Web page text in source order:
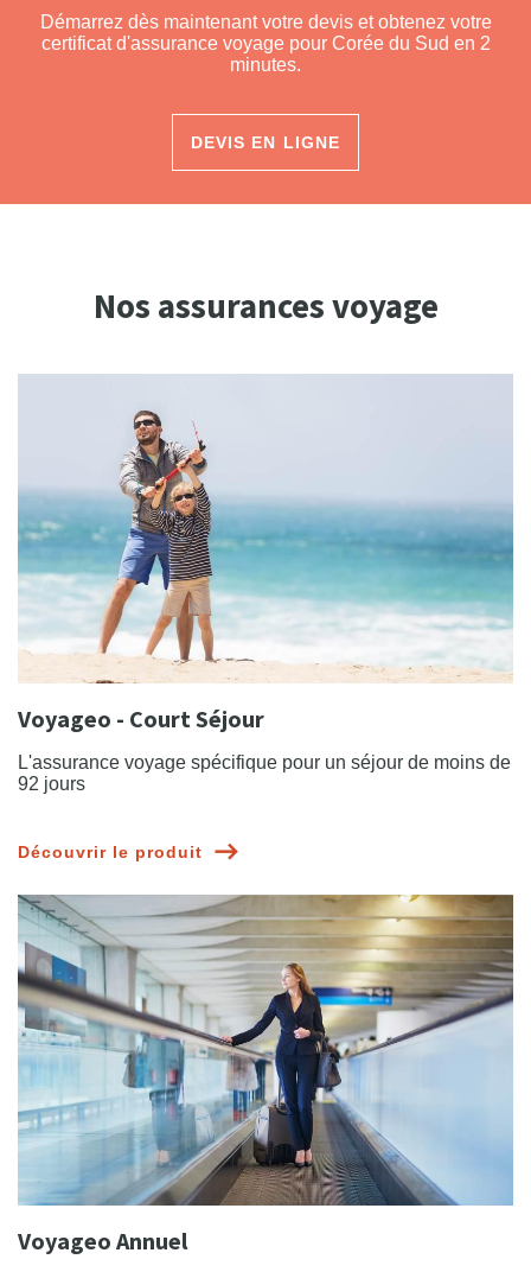
Démarrez dès maintenant votre devis et obtenez votre
certificat d'assurance voyage pour Corée du Sud en 2
minutes.
DEVIS EN LIGNE
Nos assurances voyage
Voyageo - Court Séjour
L'assurance voyage spécifique pour un séjour de moins de
92 jours
Découvrir le produit
Voyageo Annuel